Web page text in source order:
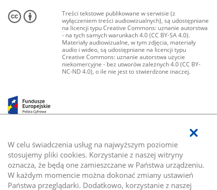
W celu świadczenia usług na najwyższym poziomie
stosujemy pliki cookies. Korzystanie z naszej witryny
oznacza, że będą one zamieszczane w Państwa urządzeniu.
W każdym momencie można dokonać zmiany ustawień
Państwa przeglądarki. Dodatkowo, korzystanie z naszej
Treści tekstowe publikowane w serwisie (z
wyłączeniem treści audiowizualnych), są udostępniane
na licencji typu Creative Commons: uznanie autorstwa
- na tych samych warunkach 4.0 (CC BY-SA 4.0).
Materiały audiowizualne, w tym zdjęcia, materiały
audio i wideo, są udostępniane na licencji typu
Creative Commons: uznanie autorstwa użycie
niekomercyjne - bez utworów zależnych 4.0 (CC BY-
NC-ND 4.0), o ile nie jest to stwierdzone inaczej.